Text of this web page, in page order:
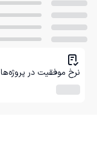
نرخ موفقیت در پروژه‌ها